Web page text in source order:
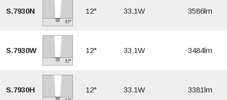
S.7930N 12° 33.1W 3586lm
S.7930W 12° 33.1W 3484lm
S.7930H 12° 33.1W 3381lm